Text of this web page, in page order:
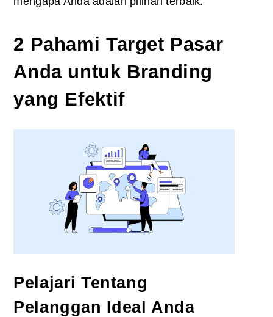
2 Pahami Target Pasar
Anda untuk Branding
yang Efektif
Pelajari Tentang
Pelanggan Ideal Anda